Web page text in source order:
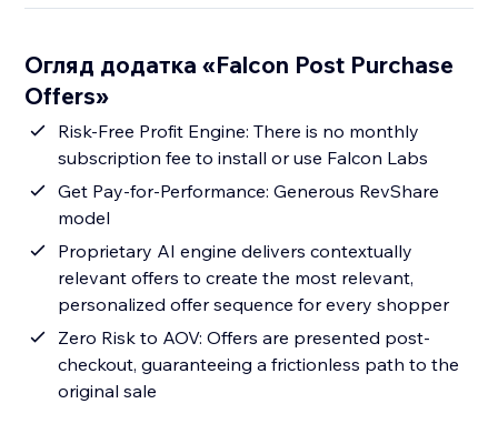
Огляд додатка «Falcon Post Purchase
Offers»
Risk-Free Profit Engine: There is no monthly
subscription fee to install or use Falcon Labs
Get Pay-for-Performance: Generous RevShare
model
Proprietary AI engine delivers contextually
relevant offers to create the most relevant,
personalized offer sequence for every shopper
Zero Risk to AOV: Offers are presented post-
checkout, guaranteeing a frictionless path to the
original sale